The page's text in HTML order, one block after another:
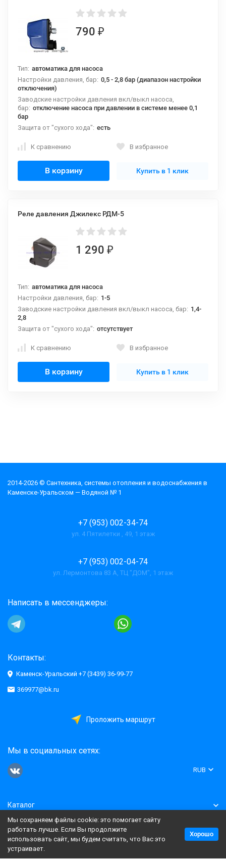
790 ₽
Тип: автоматика для насоса
Настройки давления, бар: 0,5 - 2,8 бар (диапазон настройки
отключения)
Заводские настройки давления вкл/выкл насоса,
бар: отключение насоса при давлении в системе менее 0,1
бар
Защита от "сухого хода": есть
К сравнению В избранное
В корзину Купить в 1 клик
Реле давления Джилекс РДМ-5
1 290 ₽
Тип: автоматика для насоса
Настройки давления, бар: 1-5
Заводские настройки давления вкл/выкл насоса, бар: 1,4-
2,8
Защита от "сухого хода": отсутствует
К сравнению В избранное
В корзину Купить в 1 клик
2014-2026 © Cантехника, системы отопления и водоснабжения в
Каменске-Уральском — Водяной № 1
+7 (953) 002-34-74
ул. 4 Пятилетки , 49, 1 этаж
+7 (953) 002-04-74
ул. Лермонтова 83 А, ТЦ "ДОМ", 1 этаж
Написать в мессенджеры:
Контакты:
Каменск-Уральский +7 (3439) 36-99-77
369977@bk.ru
Проложить маршрут
Мы в социальных сетях:
RUB
Каталог
Информация
Мы сохраняем файлы cookie: это помогает сайту
работать лучше. Если Вы продолжите
использовать сайт, мы будем считать, что Вас это
устраивает.
Хорошо